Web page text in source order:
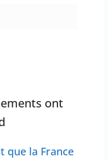
ont
que la France